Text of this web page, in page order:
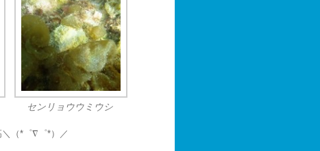
センリョウウミウシ
（*゜∇゜*）／